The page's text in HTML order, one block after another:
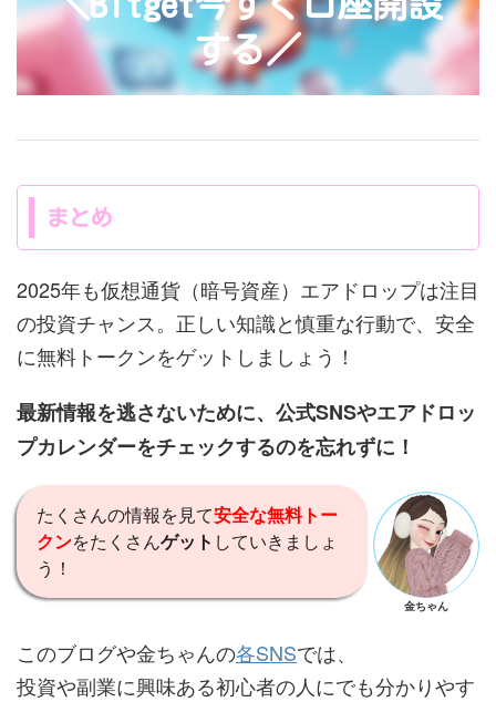
する／
まとめ
2025年も仮想通貨（暗号資産）エアドロップは注目
の投資チャンス。正しい知識と慎重な行動で、安全
に無料トークンをゲットしましょう！
最新情報を逃さないために、公式SNSやエアドロッ
プカレンダーをチェックするのを忘れずに！
たくさんの情報を見て安全な無料トー
クンをたくさんゲット していきましょ
う！
金ちゃん
​このブログや金ちゃんの各SNSでは、
投資や副業に興味ある初心者の人にでも分かりやす